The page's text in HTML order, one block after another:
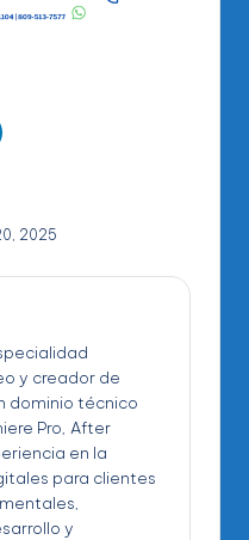
2025
y creador de
dominio técnico
Pro, After
en la
para clientes
y